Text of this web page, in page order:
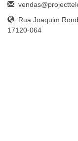
Rua Joaquim
17120-064